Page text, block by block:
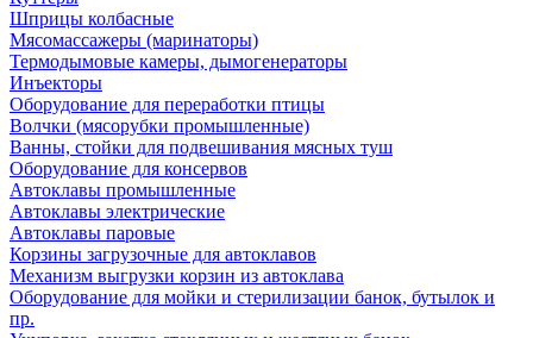
Шприцы колбасные
Мясомассажеры (маринаторы)
Термодымовые камеры, дымогенераторы
Инъекторы
Оборудование для переработки птицы
Волчки (мясорубки промышленные)
Ванны, стойки для подвешивания мясных туш
Оборудование для консервов
Автоклавы промышленные
Автоклавы электрические
Автоклавы паровые
Корзины загрузочные для автоклавов
Механизм выгрузки корзин из автоклава
Оборудование для мойки и стерилизации банок, бутылок и
пр.